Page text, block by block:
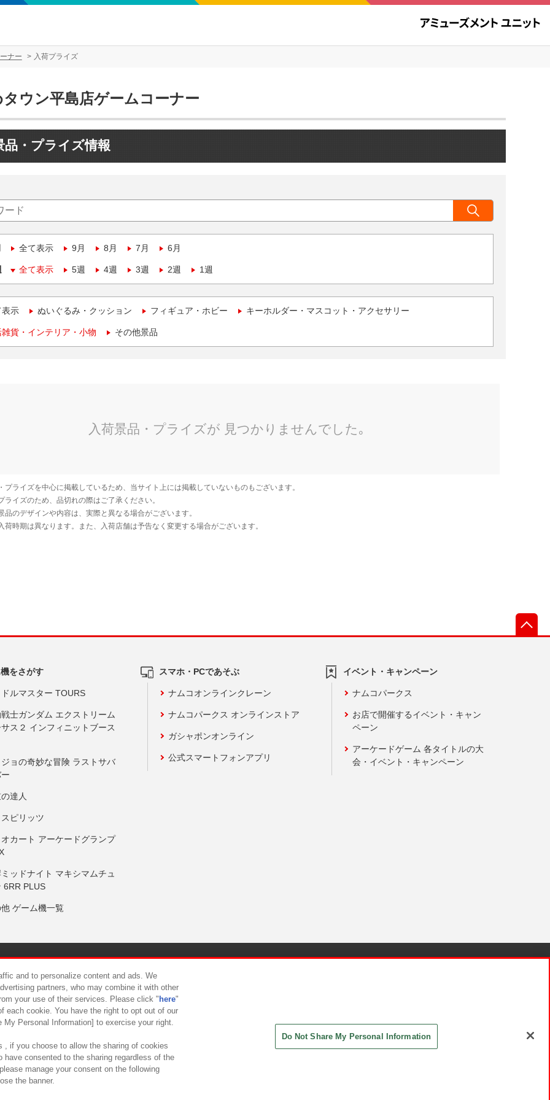
ナー 入荷プライズ
ウン平島店ゲームコーナー
品・プライズ情報
全て表示 9月 8月 7月 6月
全て表示 5週 4週 3週 2週 1週
表示 ぬいぐるみ・クッション フィギュア・ホビー キーホルダー・マスコット・アクセサリー
貨・インテリア・小物 その他景品
をさがす
ルマスター TOURS
士ガンダム エクストリーム
ス２ インフィニットブース
ョの奇妙な冒険 ラストサバ
達人
ピリッツ
カート アーケードグランプ
ッドナイト マキシマムチュ
6RR PLUS
ゲーム機一覧
スマホ・PCであそぶ
ナムコオンラインクレーン
ナムコパークス オンラインストア
ガシャポンオンライン
公式スマートフォンアプリ
イベント・キャンペーン
ナムコパークス
お店で開催するイベント・キャン
ペーン
アーケードゲーム 各タイトルの大
会・イベント・キャンペーン
について カスタマーハラスメント対応方針
and to personalize content and ads. We
partners, who may combine it with other
your use of their services. Please click " here"
each cookie. You have the right to opt out of our
Personal Information] to exercise your right.
, if you choose to allow the sharing of cookies
have consented to the sharing regardless of the
manage your consent on the following
the banner.
Do Not Share My Personal Information